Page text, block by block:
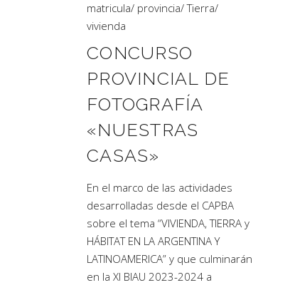
matricula/ provincia/Tierra/
vivienda
CONCURSO
PROVINCIAL DE
FOTOGRAFÍA
«NUESTRAS
CASAS»
En el marco de las actividades
desarrolladas desde el CAPBA
sobre el tema “VIVIENDA, TIERRA y
HÁBITAT EN LA ARGENTINA Y
LATINOAMERICA” y que culminarán
en la XI BIAU 2023-2024 a